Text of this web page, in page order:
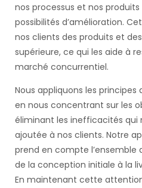
nos processus et nos produits
possibilités d’amélioration.
nos clients des produits et
supérieure, ce qui les aide à
marché concurrentiel.
Nous appliquons les
en nous concentrant sur les
éliminant les inefficacités qui
ajoutée à nos clients. Notre
prend en compte l’ensemble
de la conception initiale à la
En maintenant cette